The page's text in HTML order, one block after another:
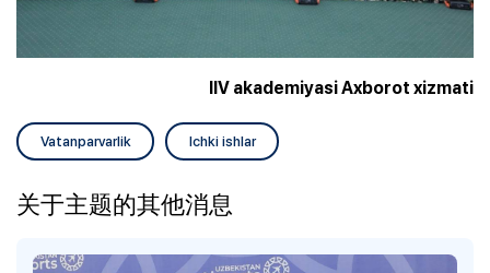
IIV akademiyasi Axborot xizmati
Vatanparvarlik Ichki ishlar
关于主题的其他消息